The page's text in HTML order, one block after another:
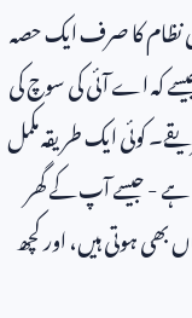
نظام کا صرف ایک حصہ
کہ اے آئی کی سوچ کی
کوئی ایک طریقہ مکمل
- جیسے آپ کے گھر
بھی ہوتی ہیں، اور کچھ